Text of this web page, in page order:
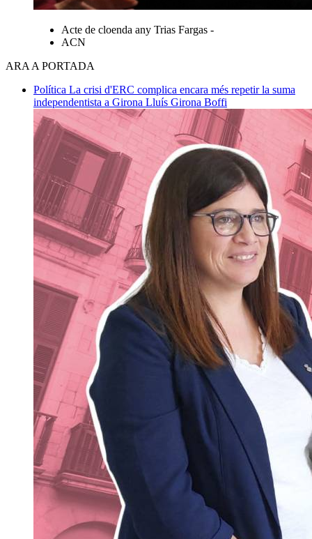
Acte de cloenda any Trias Fargas -
ACN
ARA A PORTADA
Política La crisi d'ERC complica encara més repetir la suma
independentista a Girona Lluís Girona Boffi